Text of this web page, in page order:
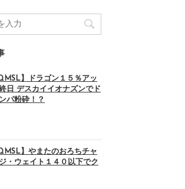
】ドラゴン１５％アッ
日 デスカイイオナズンでド
パ粉砕！？
】やまたのおろちチャ
・ウェイト１４０以下でク